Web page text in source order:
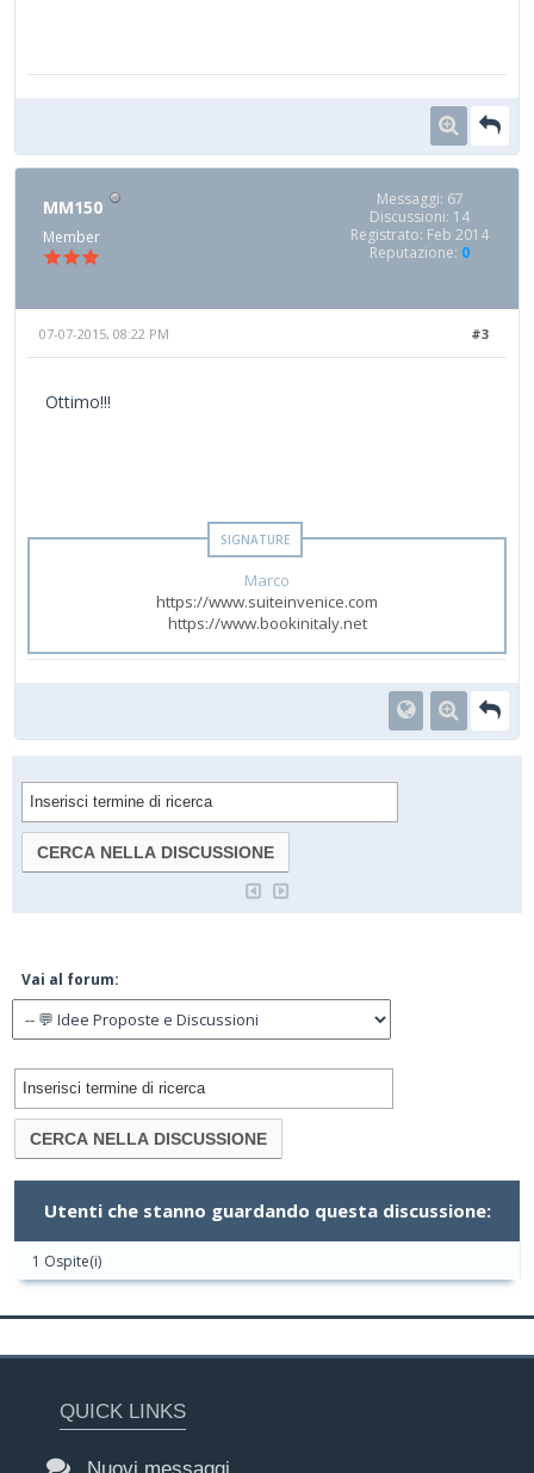
MM150
Member
Messaggi: 67
Discussioni: 14
Registrato: Feb 2014
Reputazione: 0
#3
07-07-2015, 08:22 PM
Ottimo!!!
Marco
https://www.suiteinvenice.com
https://www.bookinitaly.net
Vai al forum:
Utenti che stanno guardando questa discussione:
1 Ospite(i)
QUICK LINKS